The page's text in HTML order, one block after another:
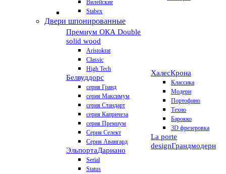
Вилейские
Stabex
Двери шпонированные
Премиум ОКА Double
solid wood
Aristokrat
Classic
High Tech
Белвуддорс
серия Гранд
серия Максимум
серия Стандарт
серия Капричеза
серия Премиум
Серия Селект
Серия Авангард
ЭльпортаДариано
Serial
Status
ХалесКрона
Классика
Модерн
Портофино
Техно
Барокко
3D фрезеровка
La porte
designГрандмодерн